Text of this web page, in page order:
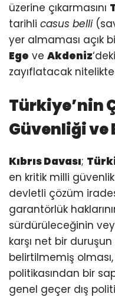
üzerine çıkarmasını
tarihli casus belli
yer almaması açık
Ege ve Akdeniz
zayıflatacak
Türkiye’nin
Güvenliği ve
Kıbrıs Davası;
en kritik milli
devletli çözüm
garantörlük
sürdürüleceğinin
karşı net bir
belirtilmemiş
politikasından bir
genel geçer dış